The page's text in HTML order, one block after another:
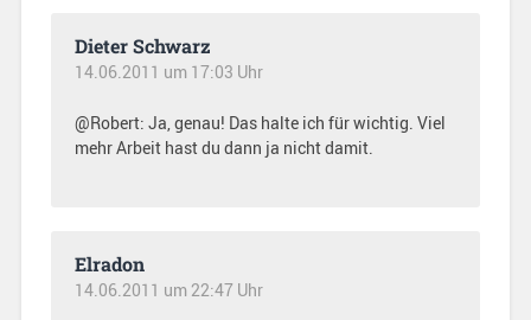
Dieter Schwarz
14.06.2011 um 17:03 Uhr
@Robert: Ja, genau! Das halte ich für wichtig. Viel
mehr Arbeit hast du dann ja nicht damit.
Elradon
14.06.2011 um 22:47 Uhr